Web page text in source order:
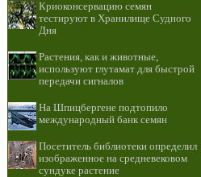
Криоконсервацию семян
тестируют в Хранилище Судного
Дня
Растения, как и животные,
используют глутамат для быстрой
передачи сигналов
На Шпицбергене подтопило
международный банк семян
Посетитель библиотеки определил
изображенное на средневековом
сундуке растение